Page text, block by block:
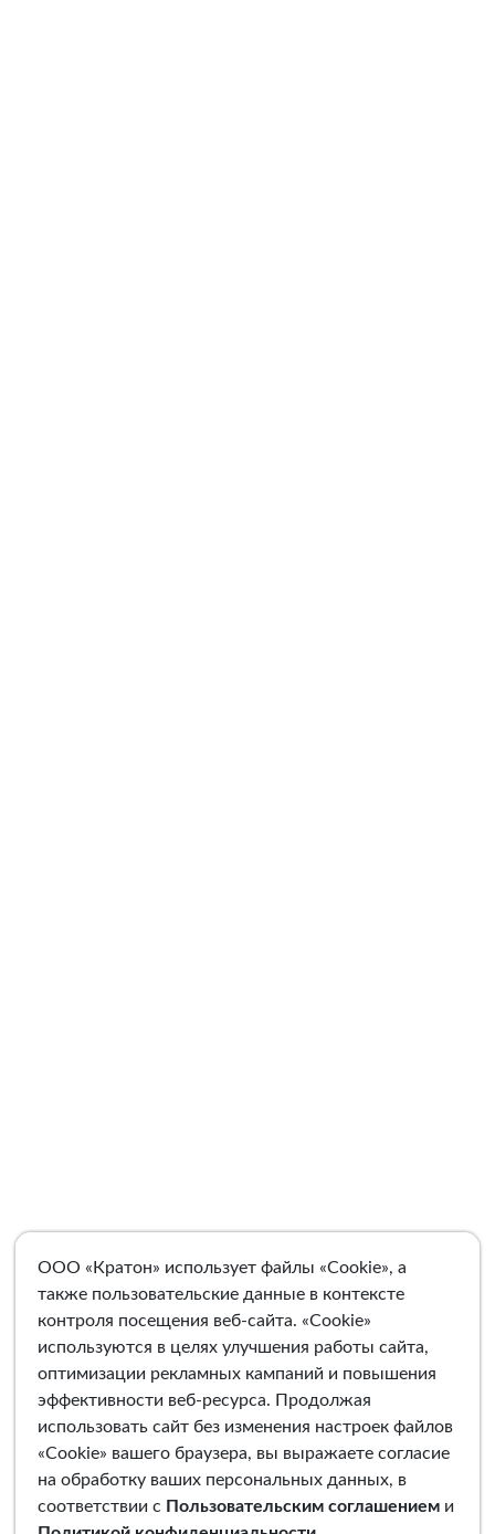
ООО «Кратон» использует файлы «Cookie», а
также пользовательские данные в контексте
контроля посещения веб-сайта. «Cookie»
используются в целях улучшения работы сайта,
оптимизации рекламных кампаний и повышения
эффективности веб-ресурса. Продолжая
использовать сайт без изменения настроек файлов
«Cookie» вашего браузера, вы выражаете согласие
на обработку ваших персональных данных, в
соответствии с Пользовательским соглашением и